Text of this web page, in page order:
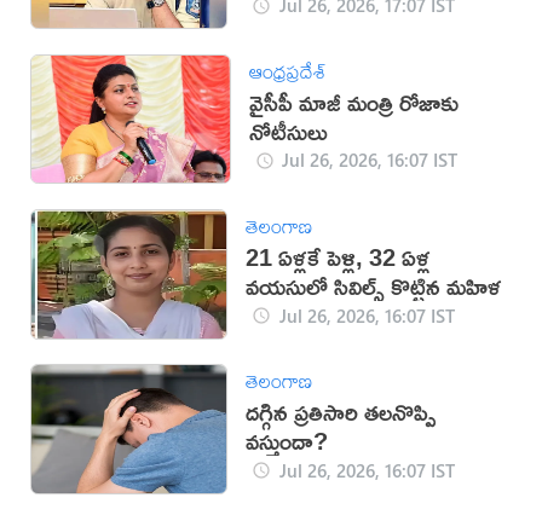
Jul 26, 2026, 17:07 IST
ఆంధ్రప్రదేశ్
వైసీపీ మాజీ మంత్రి రోజాకు
నోటీసులు
Jul 26, 2026, 16:07 IST
తెలంగాణ
21 ఏళ్లకే పెళ్లి, 32 ఏళ్ల
వయసులో సివిల్స్ కొట్టిన మహిళ
Jul 26, 2026, 16:07 IST
తెలంగాణ
ద‌గ్గిన ప్ర‌తిసారి త‌ల‌నొప్పి
వ‌స్తుందా?
Jul 26, 2026, 16:07 IST